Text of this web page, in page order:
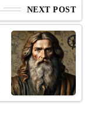
NEXT POST